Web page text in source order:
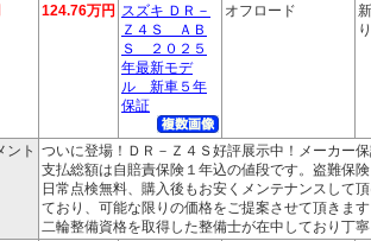
124.76万円 スズキ ＤＲ－
Ｚ４Ｓ ＡＢ
Ｓ ２０２５
年最新モデ
ル 新車５年
保証
オフロード
ント ついに登場！ＤＲ－Ｚ４Ｓ好評展示中！メーカー
支払総額は自賠責保険１年込の値段です。盗難保
日常点検無料、購入後もお安くメンテナンスして
ており、可能な限りの価格をご提案させて頂きま
二輪整備資格を取得した整備士が在中しており丁